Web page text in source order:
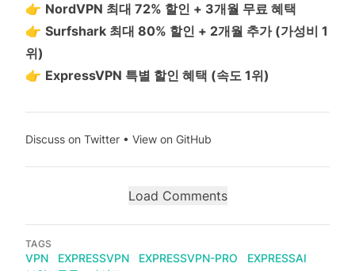
👉 NordVPN 최대 72% 할인 + 3개월 무료 혜택
👉 Surfshark 최대 80% 할인 + 2개월 추가 (가성비 1
위)
👉 ExpressVPN 특별 할인 혜택 (속도 1위)
Discuss on Twitter • View on GitHub
Load Comments
TAGS
VPN EXPRESSVPN EXPRESSVPN-PRO
EXPRESSAI